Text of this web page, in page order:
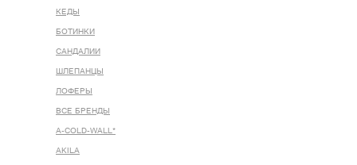
КЕДЫ
БОТИНКИ
САНДАЛИИ
ШЛЕПАНЦЫ
ЛОФЕРЫ
ВСЕ БРЕНДЫ
A-COLD-WALL*
AKILA